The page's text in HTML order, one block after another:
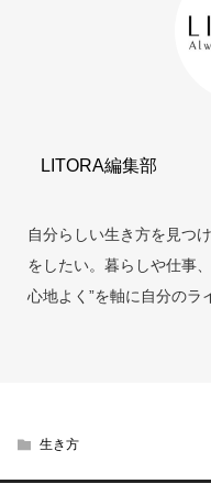
LITORA編集部
自分らしい生き方を見つ
をしたい。暮らしや仕事
心地よく”を軸に自分のラ
生き方